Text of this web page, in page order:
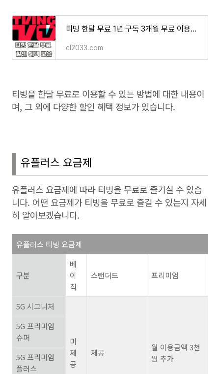
티빙 한달 무료 1년 구독 3개월 무료 이용권 할인 혜택 방법
cl2033.com
티빙을 한달 무료로 이용할 수 있는 방법에 대한 내용이
며, 그 외에 다양한 할인 혜택 정보가 있습니다.
유플러스 요금제
유플러스 요금제에 따라 티빙을 무료로 즐기실 수 있습
니다. 어떤 요금제가 티빙을 무료로 즐길 수 있는지 자세
히 알아보겠습니다.
유플러스 티빙 요금제
구분
베
이
직
스탠더드 프리미엄
5G 시그니처
미
제
공
제공
월 이용금액 3천
원 추가
5G 프리미엄
슈퍼
5G 프리미엄
플러스